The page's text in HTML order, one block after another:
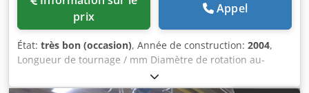
prix
Appel
État: très bon (occasion), Année de construction: 2004,
Longueur de tournage / mm Diamètre de rotation au-
dessus du banc / mm Diamètre de rotation au-dessus du
support / mm Codpfxjud In Hj Aicjrf Commande / Tour